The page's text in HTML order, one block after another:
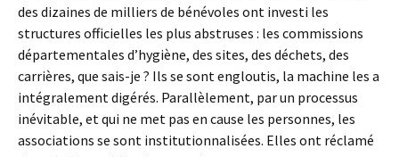
des dizaines de milliers de bénévoles ont investi les
structures officielles les plus abstruses : les commissions
départementales d’hygiène, des sites, des déchets, des
carrières, que sais-je ? Ils se sont engloutis, la machine les a
intégralement digérés. Parallèlement, par un processus
inévitable, et qui ne met pas en cause les personnes, les
associations se sont institutionnalisées. Elles ont réclamé